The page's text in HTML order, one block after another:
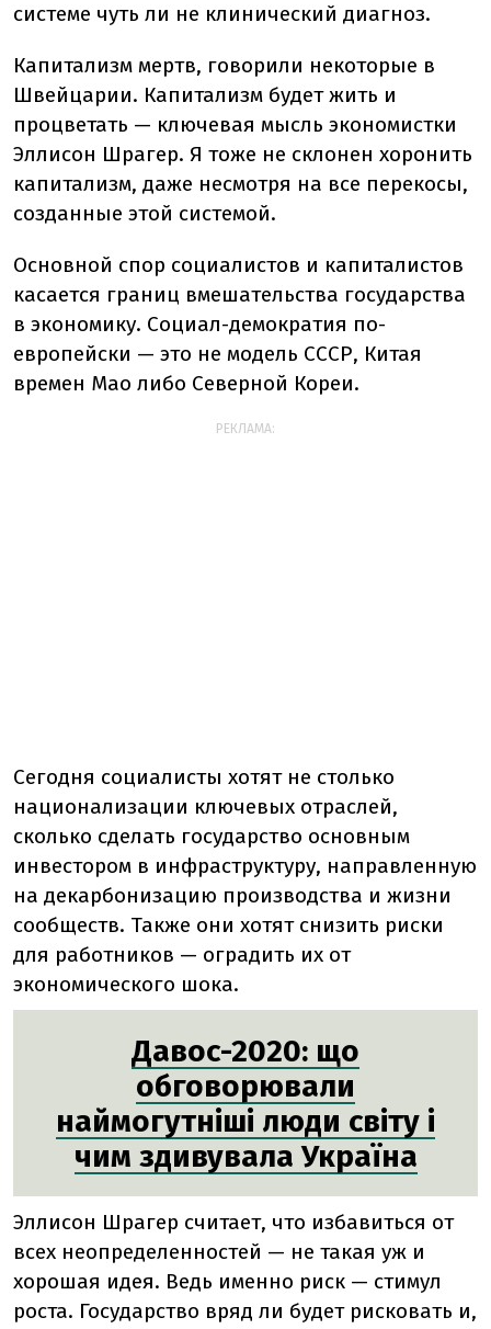
системе чуть ли не клинический диагноз.
Капитализм мертв, говорили некоторые в
Швейцарии. Капитализм будет жить и
процветать — ключевая мысль экономистки
Эллисон Шрагер. Я тоже не склонен хоронить
капитализм, даже несмотря на все перекосы,
созданные этой системой.
Основной спор социалистов и капиталистов
касается границ вмешательства государства
в экономику. Социал-демократия по-
европейски — это не модель СССР, Китая
времен Мао либо Северной Кореи.
РЕКЛАМА:
Сегодня социалисты хотят не столько
национализации ключевых отраслей,
сколько сделать государство основным
инвестором в инфраструктуру, направленную
на декарбонизацию производства и жизни
сообществ. Также они хотят снизить риски
для работников — оградить их от
экономического шока.
Давос-2020: що
обговорювали
наймогутніші люди світу і
чим здивувала Україна
Эллисон Шрагер считает, что избавиться от
всех неопределенностей — не такая уж и
хорошая идея. Ведь именно риск — стимул
роста. Государство вряд ли будет рисковать и,